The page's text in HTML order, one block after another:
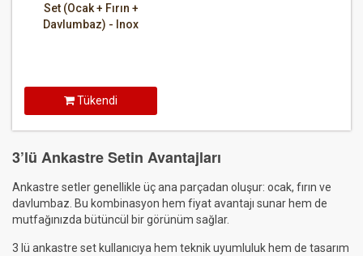
Set (Ocak + Fırın +
Davlumbaz) - Inox
Tükendi
3’lü Ankastre Setin Avantajları
Ankastre setler genellikle üç ana parçadan oluşur: ocak, fırın ve
davlumbaz. Bu kombinasyon hem fiyat avantajı sunar hem de
mutfağınızda bütüncül bir görünüm sağlar.
3 lü ankastre set kullanıcıya hem teknik uyumluluk hem de tasarım